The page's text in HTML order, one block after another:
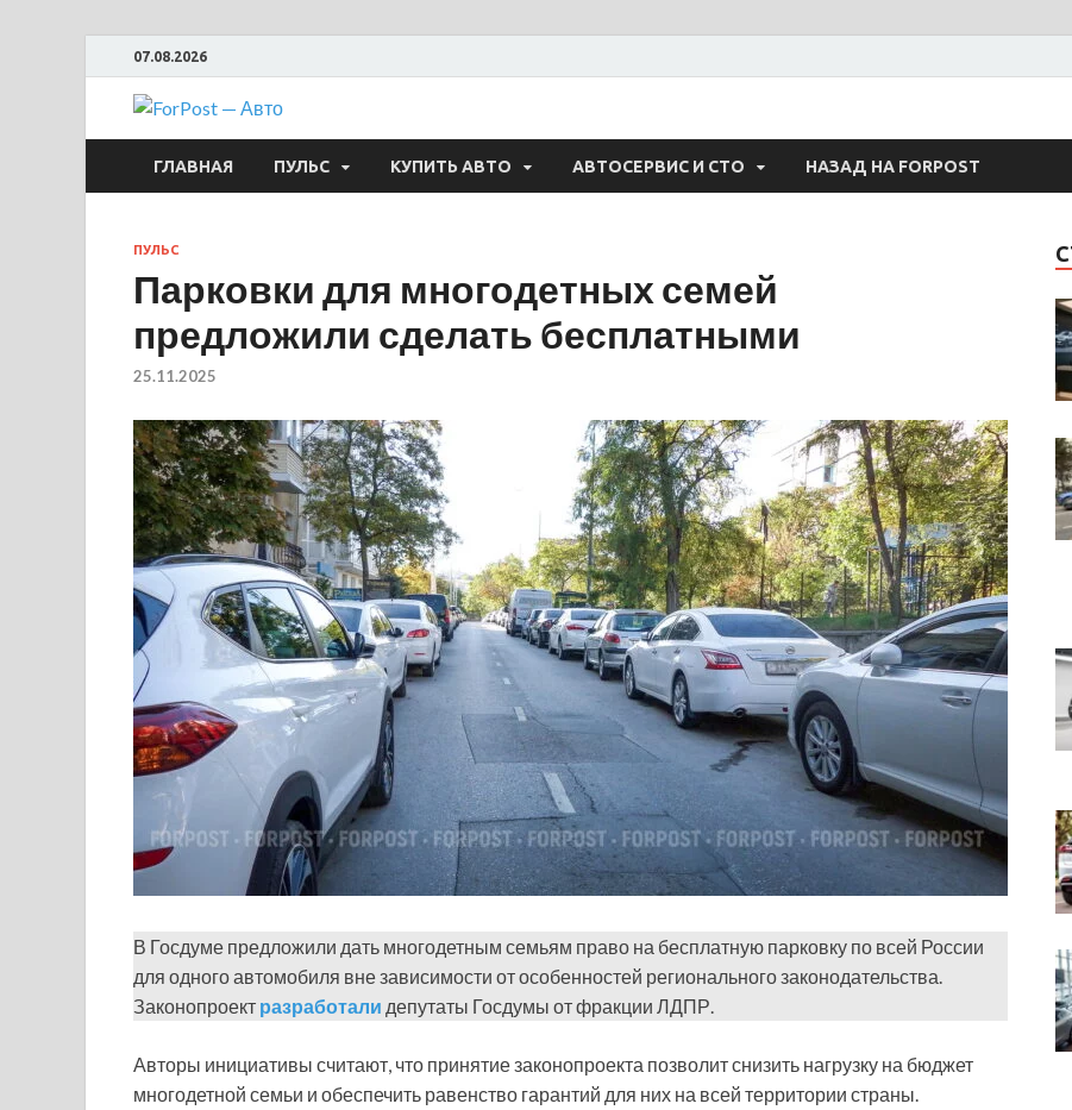
07.08.2026
ForPost — Авто
ГЛАВНАЯ ПУЛЬС КУПИТЬ АВТО АВТОСЕРВИС И СТО НАЗАД НА FORPOST
ПУЛЬС
Парковки для многодетных семей
предложили сделать бесплатными
25.11.2025
В Госдуме предложили дать многодетным семьям право на бесплатную парковку по всей России
для одного автомобиля вне зависимости от особенностей регионального законодательства.
Законопроект разработали депутаты Госдумы от фракции ЛДПР.
Авторы инициативы считают, что принятие законопроекта позволит снизить нагрузку на бюджет
многодетной семьи и обеспечить равенство гарантий для них на всей территории страны.